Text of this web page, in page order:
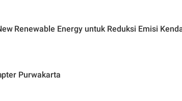
Renewable Energy untuk Reduksi Emisi
Purwakarta